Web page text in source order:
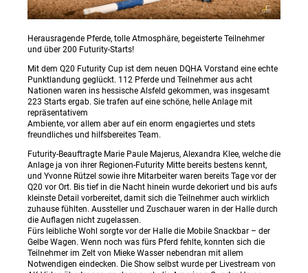
Herausragende Pferde, tolle Atmosphäre, begeisterte Teilnehmer
und über 200 Futurity-Starts!
Mit dem Q20 Futurity Cup ist dem neuen DQHA Vorstand eine echte
Punktlandung geglückt. 112 Pferde und Teilnehmer aus acht
Nationen waren ins hessische Alsfeld gekommen, was insgesamt
223 Starts ergab. Sie trafen auf eine schöne, helle Anlage mit
repräsentativem
Ambiente, vor allem aber auf ein enorm engagiertes und stets
freundliches und hilfsbereites Team.
Futurity-Beauftragte Marie Paule Majerus, Alexandra Klee, welche die
Anlage ja von ihrer Regionen-Futurity Mitte bereits bestens kennt,
und Yvonne Rützel sowie ihre Mitarbeiter waren bereits Tage vor der
Q20 vor Ort. Bis tief in die Nacht hinein wurde dekoriert und bis aufs
kleinste Detail vorbereitet, damit sich die Teilnehmer auch wirklich
zuhause fühlten. Aussteller und Zuschauer waren in der Halle durch
die Auflagen nicht zugelassen.
Fürs leibliche Wohl sorgte vor der Halle die Mobile Snackbar – der
Gelbe Wagen. Wenn noch was fürs Pferd fehlte, konnten sich die
Teilnehmer im Zelt von Mieke Wasser nebendran mit allem
Notwendigen eindecken. Die Show selbst wurde per Livestream von